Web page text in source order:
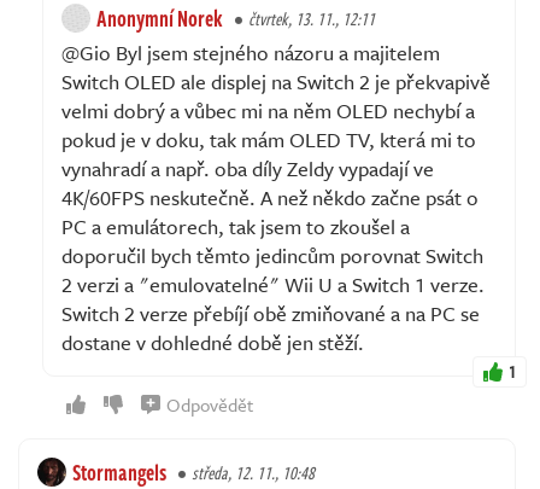
Anonymní Norek čtvrtek, 13. 11., 12:11
@Gio Byl jsem stejného názoru a majitelem
Switch OLED ale displej na Switch 2 je překvapivě
velmi dobrý a vůbec mi na něm OLED nechybí a
pokud je v doku, tak mám OLED TV, která mi to
vynahradí a např. oba díly Zeldy vypadají ve
4K/60FPS neskutečně. A než někdo začne psát o
PC a emulátorech, tak jsem to zkoušel a
doporučil bych těmto jedincům porovnat Switch
2 verzi a "emulovatelné" Wii U a Switch 1 verze.
Switch 2 verze přebíjí obě zmiňované a na PC se
dostane v dohledné době jen stěží.
1
Odpovědět
Stormangels středa, 12. 11., 10:48